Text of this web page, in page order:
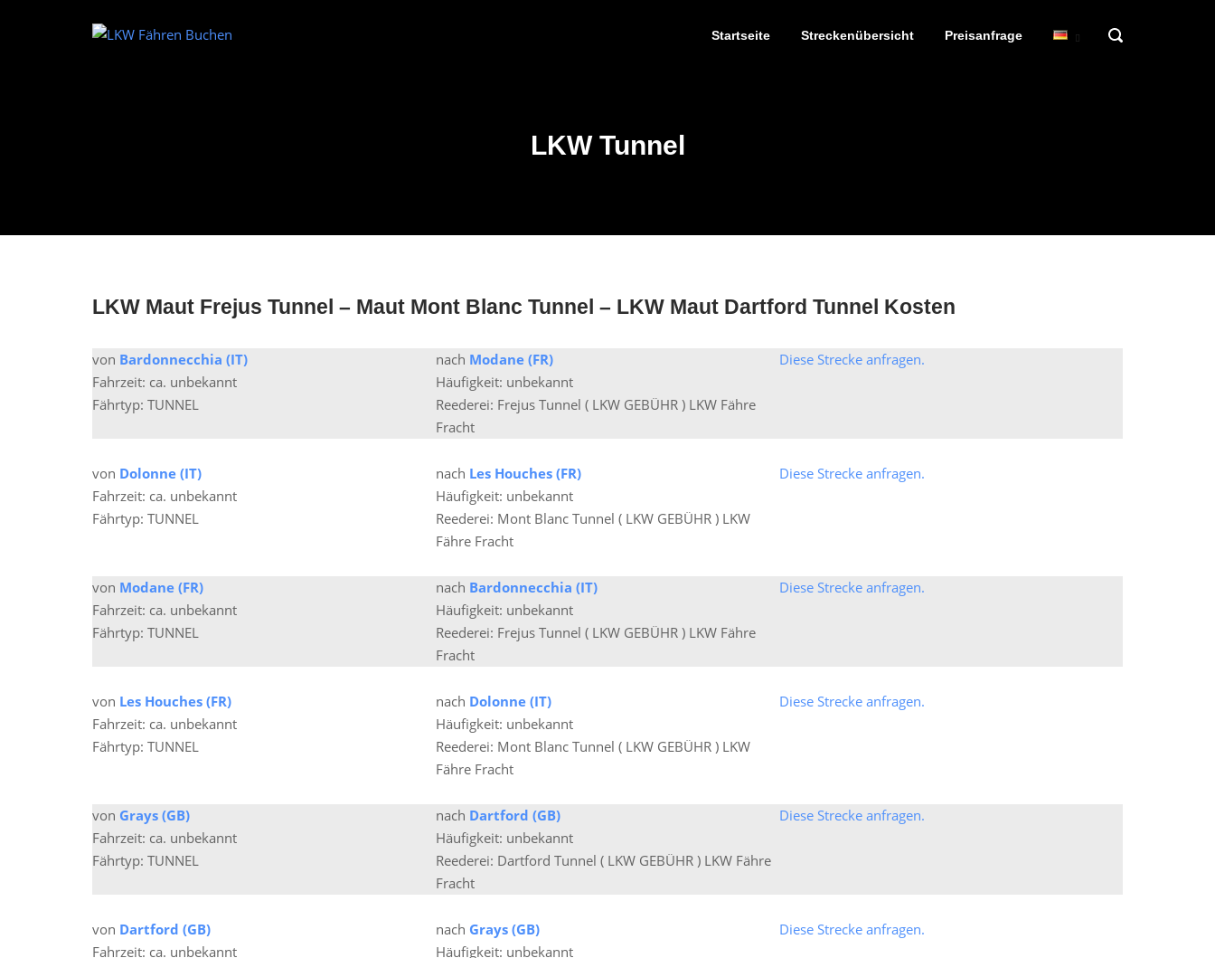
Home Startseite Streckenübersicht Preisanfrage
OPEN
LKW Tunnel
LKW Maut Frejus Tunnel – Maut Mont Blanc Tunnel – LKW Maut Dartford Tunnel Kosten
von Bardonnecchia (IT) nach Modane (FR)
Diese Strecke anfragen.
Fahrzeit: ca. unbekannt
Häufigkeit: unbekannt
Fährtyp: TUNNEL
Reederei: Frejus Tunnel ( LKW GEBÜHR ) LKW Fähre
Fracht
von Dolonne (IT) nach Les Houches (FR)
Diese Strecke anfragen.
Fahrzeit: ca. unbekannt
Häufigkeit: unbekannt
Fährtyp: TUNNEL
Reederei: Mont Blanc Tunnel ( LKW GEBÜHR ) LKW
Fähre Fracht
von Modane (FR) nach Bardonnecchia (IT)
Diese Strecke anfragen.
Fahrzeit: ca. unbekannt
Häufigkeit: unbekannt
Fährtyp: TUNNEL
Reederei: Frejus Tunnel ( LKW GEBÜHR ) LKW Fähre
Fracht
von Les Houches (FR) nach Dolonne (IT)
Diese Strecke anfragen.
Fahrzeit: ca. unbekannt
Häufigkeit: unbekannt
Fährtyp: TUNNEL
Reederei: Mont Blanc Tunnel ( LKW GEBÜHR ) LKW
Fähre Fracht
von Grays (GB) nach Dartford (GB)
Diese Strecke anfragen.
Fahrzeit: ca. unbekannt
Häufigkeit: unbekannt
Fährtyp: TUNNEL
Reederei: Dartford Tunnel ( LKW GEBÜHR ) LKW Fähre
Fracht
von Dartford (GB) nach Grays (GB)
Diese Strecke anfragen.
Fahrzeit: ca. unbekannt
Häufigkeit: unbekannt